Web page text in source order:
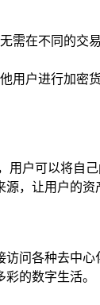
需在不同的
用户进行加
户可以将自
，让用户的资
问各种去中
的数字生活。